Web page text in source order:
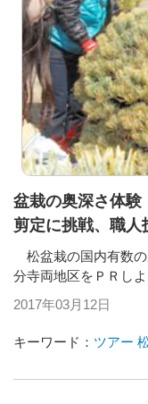
盆栽の奥深さ体
剪定に挑戦、職人
松盆栽の国内有数
分寺両地区をＰＲし
2017年03月12日
キーワード： ツアー